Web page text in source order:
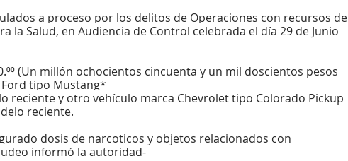
a proceso por los delitos de Operaciones con recursos de
la Salud, en Audiencia de Control celebrada el día 29 de Junio
(Un millón ochocientos cincuenta y un mil doscientos pesos
Ford tipo Mustang*
reciente y otro vehículo marca Chevrolet tipo Colorado Pickup
reciente.
dosis de narcoticos y objetos relacionados con
informó la autoridad-